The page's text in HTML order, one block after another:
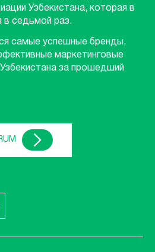
Узбекистана, которая в
в седьмой раз.
самые успешные бренды,
маркетинговые
за прошедший